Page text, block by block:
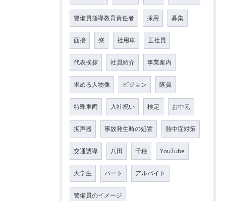
警備員指導教育責任者 採用 募集
面接 寮 社用車 正社員
代表挨拶 社員紹介 事業案内
求める人物像 ビジョン 隊員
特殊車両 入社祝い 検定 お中元
拡声器 事故発生時の処置 熱中症対策
交通誘導 八田 千種 YouTube
大学生 パート アルバイト
警備員のイメージ